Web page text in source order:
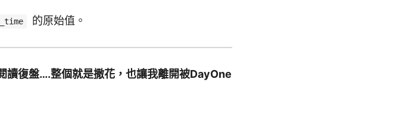
的原始值。
讀復盤….整個就是撒花，也讓我離開被DayOne